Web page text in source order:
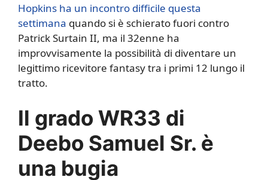
Hopkins ha un incontro difficile questa
settimana quando si è schierato fuori contro
Patrick Surtain II, ma il 32enne ha
improvvisamente la possibilità di diventare un
legittimo ricevitore fantasy tra i primi 12 lungo il
tratto.
Il grado WR33 di
Deebo Samuel Sr. è
una bugia